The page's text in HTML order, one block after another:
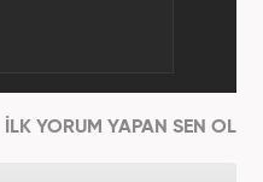
İLK YORUM YAPAN SEN OL